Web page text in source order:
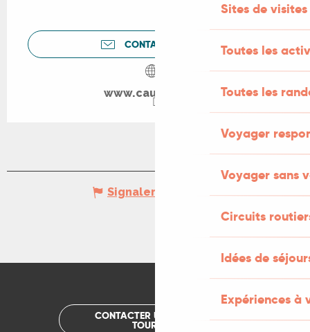
Sites de visites
Toutes les
Toutes les
Voyager
Voyager sans
Circuits
Idées de
Expériences à
CONTACTEZ-NOUS
www.cauvaldor.fr
Signaler une erreur
CONTACTER UN OFFICE DE
TOURISME